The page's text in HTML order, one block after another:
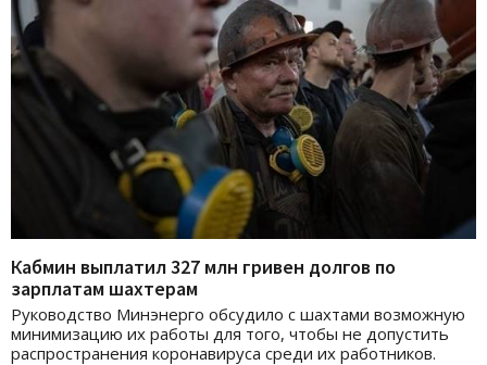
Кабмин выплатил 327 млн гривен долгов по
зарплатам шахтерам
Руководство Минэнерго обсудило с шахтами возможную
минимизацию их работы для того, чтобы не допустить
распространения коронавируса среди их работников.